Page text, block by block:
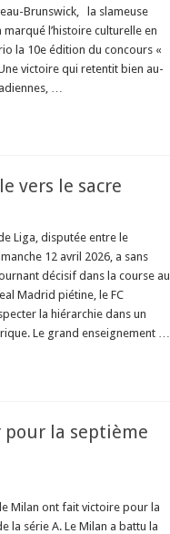
Brunswick, la slameuse
marqué l’histoire culturelle en
la 10e édition du concours «
victoire qui retentit bien au-
…
vers le sacre
Liga, disputée entre le
12 avril 2026, a sans
décisif dans la course au
Madrid piétine, le FC
la hiérarchie dans un
Le grand enseignement …
pour la septième
Milan ont fait victoire pour la
la série A. Le Milan a battu la